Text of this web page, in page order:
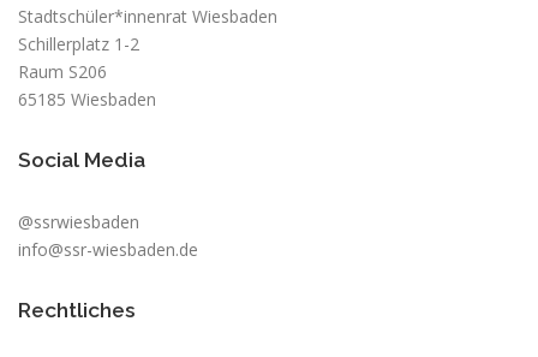
Stadtschüler*innenrat Wiesbaden
Schillerplatz 1-2
Raum S206
65185 Wiesbaden
Social Media
@ssrwiesbaden
info@ssr-wiesbaden.de
Rechtliches